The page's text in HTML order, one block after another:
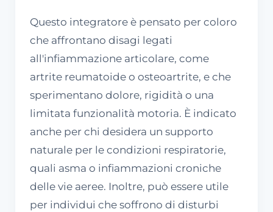
Questo integratore è pensato per coloro
che affrontano disagi legati
all'infiammazione articolare, come
artrite reumatoide o osteoartrite, e che
sperimentano dolore, rigidità o una
limitata funzionalità motoria. È indicato
anche per chi desidera un supporto
naturale per le condizioni respiratorie,
quali asma o infiammazioni croniche
delle vie aeree. Inoltre, può essere utile
per individui che soffrono di disturbi